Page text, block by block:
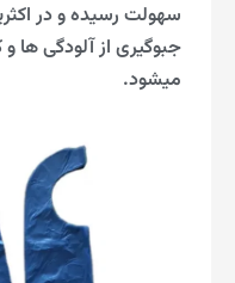
سهولت رسیده و در
جبوگیری از آلودگی ها
میشود.